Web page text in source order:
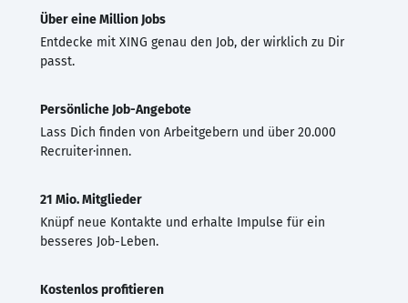
Über eine Million Jobs
Entdecke mit XING genau den Job, der wirklich zu Dir
passt.
Persönliche Job-Angebote
Lass Dich finden von Arbeitgebern und über 20.000
Recruiter·innen.
21 Mio. Mitglieder
Knüpf neue Kontakte und erhalte Impulse für ein
besseres Job-Leben.
Kostenlos profitieren